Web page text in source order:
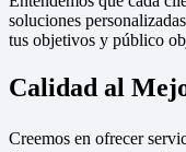
soluciones
tus objetivos y público
Calidad al
Creemos en ofrecer